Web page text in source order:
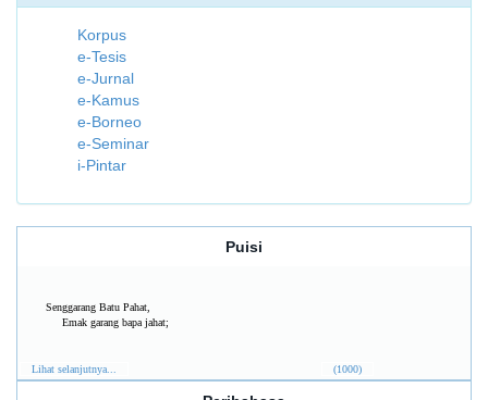
Korpus
e-Tesis
e-Jurnal
e-Kamus
e-Borneo
e-Seminar
i-Pintar
Puisi
Senggarang Batu Pahat,
Emak garang bapa jahat;
Lihat selanjutnya... (1000)